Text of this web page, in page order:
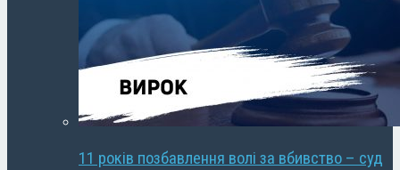
11 років позбавлення волі за вбивство – суд